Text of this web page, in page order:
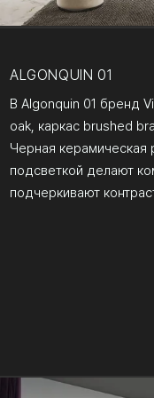
ALGONQUIN 01
В Algonquin 01 бренд
oak, каркас brushed
Черная керамическая
подсветкой делают
подчеркивают